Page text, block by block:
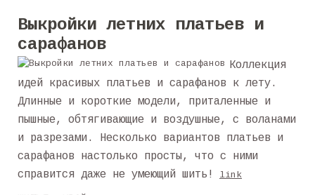
Выкройки летних платьев и
сарафанов
Коллекция
идей красивых платьев и сарафанов к лету.
Длинные и короткие модели, приталенные и
пышные, обтягивающие и воздушные, с воланами
и разрезами. Несколько вариантов платьев и
сарафанов настолько просты, что с ними
справится даже не умеющий шить!
link